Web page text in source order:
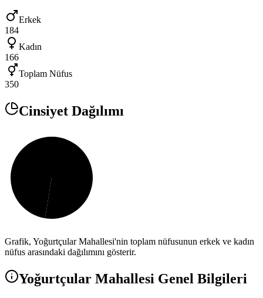
Erkek
184
Kadın
166
Toplam Nüfus
350
Cinsiyet Dağılımı
Grafik, YoğurtçularMahallesi'nin toplam nüfusunun erkek ve kadın
nüfus arasındaki dağılımını gösterir.
Yoğurtçular Mahallesi Genel Bilgileri